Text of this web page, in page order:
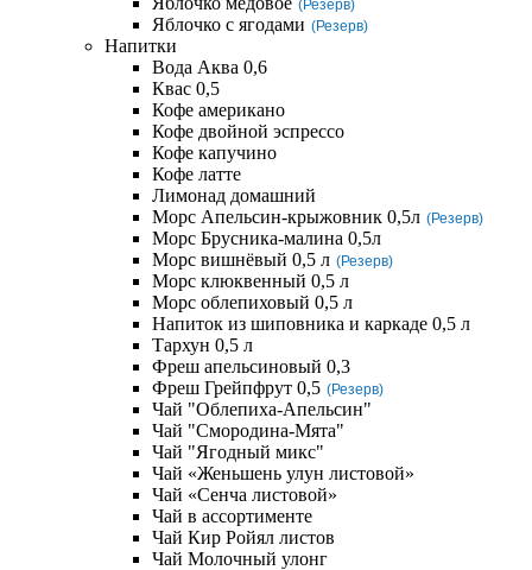
(Резерв)
Яблочко с ягодами (Резерв)
Напитки
Вода Аква 0,6
Квас 0,5
Кофе американо
Кофе двойной эспрессо
Кофе капучино
Кофе латте
Лимонад домашний
Морс Апельсин-крыжовник 0,5л (Резерв)
Морс Брусника-малина 0,5л
Морс вишнёвый 0,5 л (Резерв)
Морс клюквенный 0,5 л
Морс облепиховый 0,5 л
Напиток из шиповника и каркаде 0,5 л
Тархун 0,5 л
Фреш апельсиновый 0,3
Фреш Грейпфрут 0,5 (Резерв)
Чай "Облепиха-Апельсин"
Чай "Смородина-Мята"
Чай "Ягодный микс"
Чай «Женьшень улун листовой»
Чай «Сенча листовой»
Чай в ассортименте
Чай Кир Ройял листов
Чай Молочный улонг